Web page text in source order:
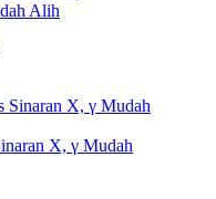
Alih
X, γ Mudah